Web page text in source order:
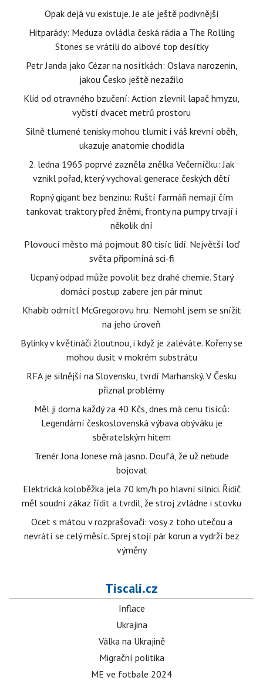
Opak dejá vu existuje. Je ale ještě podivnější
Hitparády: Meduza ovládla česká rádia a The Rolling
Stones se vrátili do albové top desítky
Petr Janda jako Cézar na nosítkách: Oslava narozenin,
jakou Česko ještě nezažilo
Klid od otravného bzučení: Action zlevnil lapač hmyzu,
vyčistí dvacet metrů prostoru
Silně tlumené tenisky mohou tlumit i váš krevní oběh,
ukazuje anatomie chodidla
2. ledna 1965 poprvé zazněla znělka Večerníčku: Jak
vznikl pořad, který vychoval generace českých dětí
Ropný gigant bez benzinu: Ruští farmáři nemají čím
tankovat traktory před žněmi, fronty na pumpy trvají i
několik dní
Plovoucí město má pojmout 80 tisíc lidí. Největší loď
světa připomíná sci-fi
Ucpaný odpad může povolit bez drahé chemie. Starý
domácí postup zabere jen pár minut
Khabib odmítl McGregorovu hru: Nemohl jsem se snížit
na jeho úroveň
Bylinky v květináči žloutnou, i když je zaléváte. Kořeny se
mohou dusit v mokrém substrátu
RFA je silnější na Slovensku, tvrdí Marhanský. V Česku
přiznal problémy
Měl ji doma každý za 40 Kčs, dnes má cenu tisíců:
Legendární československá výbava obýváku je
sběratelským hitem
Trenér Jona Jonese má jasno. Doufá, že už nebude
bojovat
Elektrická koloběžka jela 70 km/h po hlavní silnici. Řidič
měl soudní zákaz řídit a tvrdil, že stroj zvládne i stovku
Ocet s mátou v rozprašovači: vosy z toho utečou a
nevrátí se celý měsíc. Sprej stojí pár korun a vydrží bez
výměny
Tiscali.cz
Inflace
Ukrajina
Válka na Ukrajině
Migrační politika
ME ve fotbale 2024